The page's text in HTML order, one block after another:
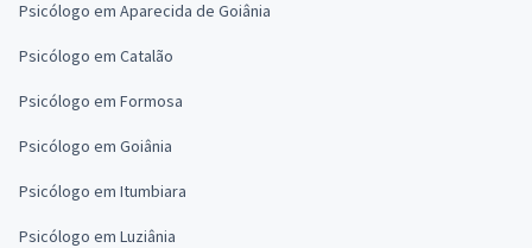
Psicólogo em Aparecida de Goiânia
Psicólogo em Catalão
Psicólogo em Formosa
Psicólogo em Goiânia
Psicólogo em Itumbiara
Psicólogo em Luziânia